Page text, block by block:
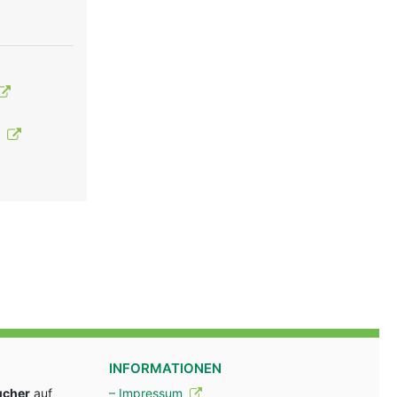
auf
INFORMATIONEN
– Impressum